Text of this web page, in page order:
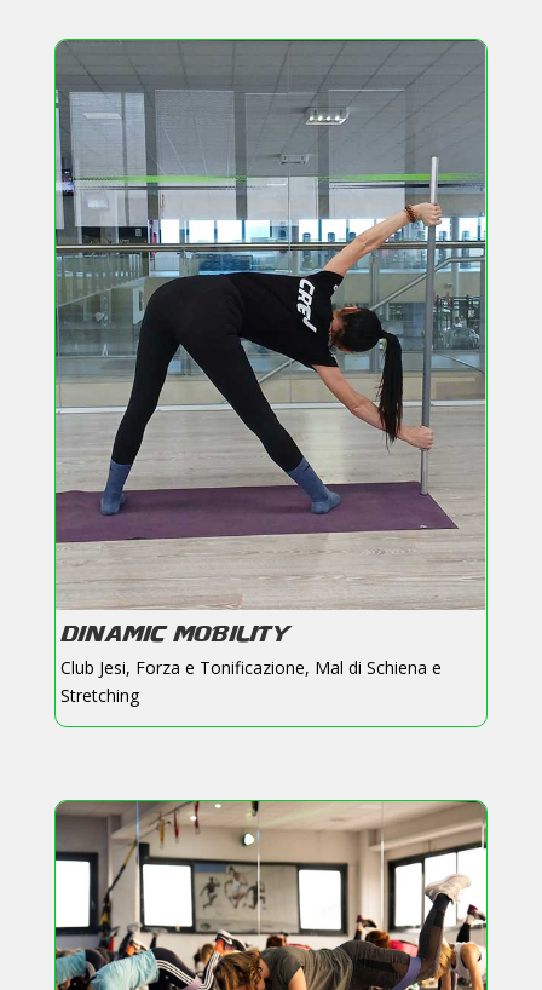
DINAMIC MOBILITY
Club Jesi, Forza e Tonificazione, Mal di Schiena e
Stretching